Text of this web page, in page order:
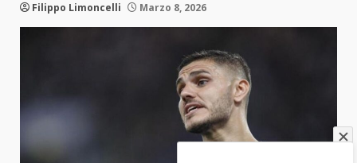
Filippo Limoncelli Marzo 8, 2026